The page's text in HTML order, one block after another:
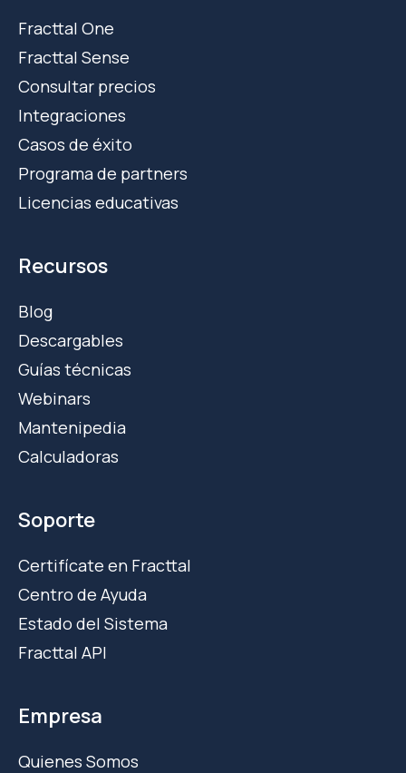
Fracttal One
Fracttal Sense
Consultar precios
Integraciones
Casos de éxito
Programa de partners
Licencias educativas
Recursos
Blog
Descargables
Guías técnicas
Webinars
Mantenipedia
Calculadoras
Soporte
Certifícate en Fracttal
Centro de Ayuda
Estado del Sistema
Fracttal API
Empresa
Quienes Somos